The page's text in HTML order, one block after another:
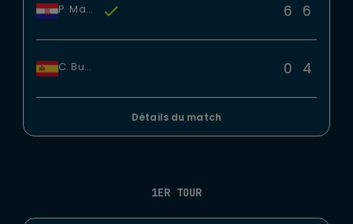
P. Martic 6 6
C. Bucsa 0 4
Détails du match
1ER TOUR